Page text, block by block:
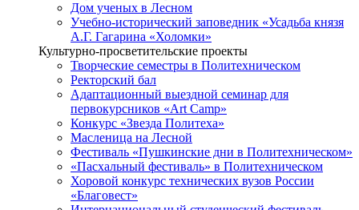
Дом ученых в Лесном
Учебно-исторический заповедник «Усадьба князя
А.Г. Гагарина «Холомки»
Культурно-просветительские проекты
Творческие семестры в Политехническом
Ректорский бал
Адаптационный выездной семинар для
первокурсников «Art Camp»
Конкурс «Звезда Политеха»
Масленица на Лесной
Фестиваль «Пушкинские дни в Политехническом»
«Пасхальный фестиваль» в Политехническом
Хоровой конкурс технических вузов России
«Благовест»